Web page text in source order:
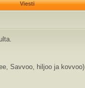
Viesti
Savvoo, hiljoo ja kovvoo)